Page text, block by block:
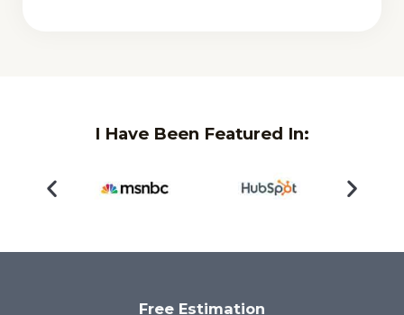
I Have Been Featured In:
Free Estimation